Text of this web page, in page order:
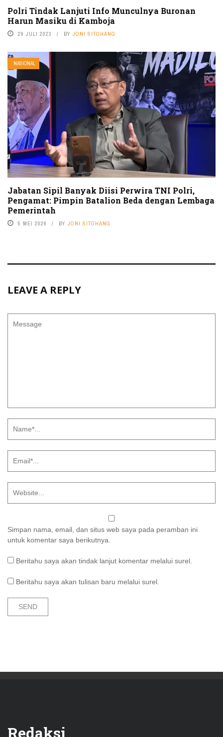
Polri Tindak Lanjuti Info Munculnya Buronan
Harun Masiku di Kamboja
29 JULI 2023 BY JONI SITOHANG
NASIONAL
Jabatan Sipil Banyak Diisi Perwira TNI Polri,
Pengamat: Pimpin Batalion Beda dengan Lembaga
Pemerintah
5 MEI 2026 BY JONI SITOHANG
LEAVE A REPLY
Simpan nama, email, dan situs web saya pada peramban ini
untuk komentar saya berikutnya.
Beritahu saya akan tindak lanjut komentar melalui surel.
Beritahu saya akan tulisan baru melalui surel.
Redaksi